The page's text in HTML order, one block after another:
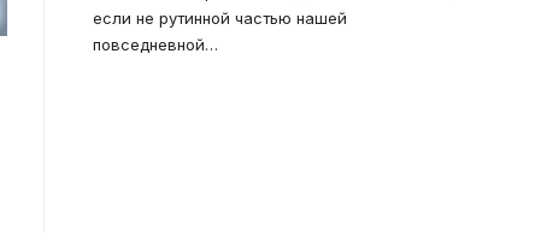
если не рутинной частью нашей
повседневной…